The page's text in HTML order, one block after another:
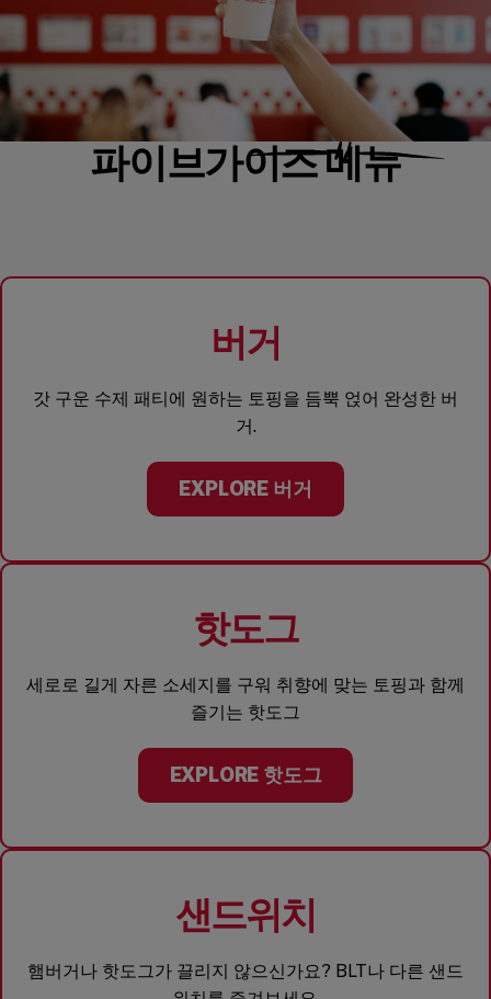
파이브가이즈 메뉴
버거
갓 구운 수제 패티에 원하는 토핑을 듬뿍 얹어 완성한 버
거.
EXPLORE 버거
핫도그
세로로 길게 자른 소세지를 구워 취향에 맞는 토핑과 함께
즐기는 핫도그
EXPLORE 핫도그
샌드위치
햄버거나 핫도그가 끌리지 않으신가요? BLT나 다른 샌드